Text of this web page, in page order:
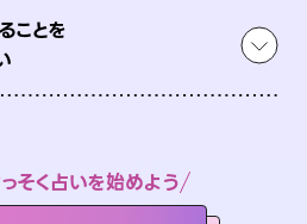
ことを
そく占いを始めよう